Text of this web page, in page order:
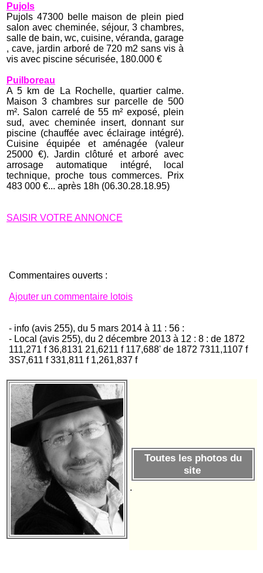
Pujols
Pujols 47300 belle maison de plein pied
salon avec cheminée, séjour, 3 chambres,
salle de bain, wc, cuisine, véranda, garage
, cave, jardin arboré de 720 m2 sans vis à
vis avec piscine sécurisée, 180.000 €
Puilboreau
A 5 km de La Rochelle, quartier calme.
Maison 3 chambres sur parcelle de 500
m². Salon carrelé de 55 m² exposé, plein
sud, avec cheminée insert, donnant sur
piscine (chauffée avec éclairage intégré).
Cuisine équipée et aménagée (valeur
25000 €). Jardin clôturé et arboré avec
arrosage automatique intégré, local
technique, proche tous commerces. Prix
483 000 €... après 18h (06.30.28.18.95)
SAISIR VOTRE ANNONCE
Commentaires ouverts :
Ajouter un commentaire lotois
- info (avis 255), du 5 mars 2014 à 11 : 56 :
- Local (avis 255), du 2 décembre 2013 à 12 : 8 : de 1872
111,271 f 36,8131 21,6211 f 117,688' de 1872 7311,1107 f
3S7,611 f 331,811 f 1,261,837 f
Toutes les photos du
site
.